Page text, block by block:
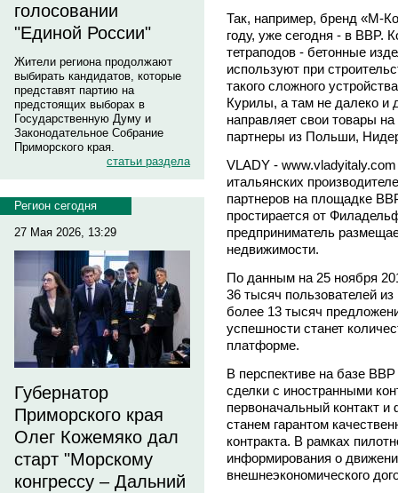
голосовании
"Единой России"
Жители региона продолжают
выбирать кандидатов, которые
представят партию на
предстоящих выборах в
Государственную Думу и
Законодательное Собрание
Приморского края.
статьи раздела
Регион сегодня
27 Мая 2026, 13:29
Губернатор
Приморского края
Олег Кожемяко дал
старт "Морскому
конгрессу – Дальний
Так, например, бренд «М-
году, уже сегодня - в BBP.
тетраподов - бетонные
используют при
такого сложного
Курилы, а там не далеко и
направляет свои товары на
партнеры из Польши,
VLADY - www.vladyitaly.com
итальянских
партнеров на площадке
простирается от
предприниматель
недвижимости.
По данным на 25 ноября
36 тысяч пользователей
более 13 тысяч
успешности станет
платформе.
В перспективе на базе
сделки с иностранными
первоначальный контакт
станем гарантом
контракта. В рамках
информирования о
внешнеэкономического